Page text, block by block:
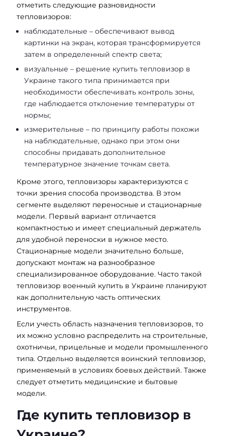
отметить следующие разновидности
тепловизоров:
наблюдательные – обеспечивают вывод
картинки на экран, которая трансформируется
затем в определенный спектр света;
визуальные – решение купить тепловизор в
Украине такого типа принимается при
необходимости обеспечивать контроль зоны,
где наблюдается отклонение температуры от
нормы;
измерительные – по принципу работы похожи
на наблюдательные, однако при этом они
способны придавать дополнительное
температурное значение точкам света.
Кроме этого, тепловизоры характеризуются с
точки зрения способа производства. В этом
сегменте выделяют переносные и стационарные
модели. Первый вариант отличается
компактностью и имеет специальный держатель
для удобной переноски в нужное место.
Стационарные модели значительно больше,
допускают монтаж на разнообразное
специализированное оборудование. Часто такой
тепловизор военный купить в Украине планируют
как дополнительную часть оптических
инструментов.
Если учесть область назначения тепловизоров, то
их можно условно распределить на строительные,
охотничьи, прицельные и модели промышленного
типа. Отдельно выделяется воинский тепловизор,
применяемый в условиях боевых действий. Также
следует отметить медицинские и бытовые
модели.
Где купить тепловизор в